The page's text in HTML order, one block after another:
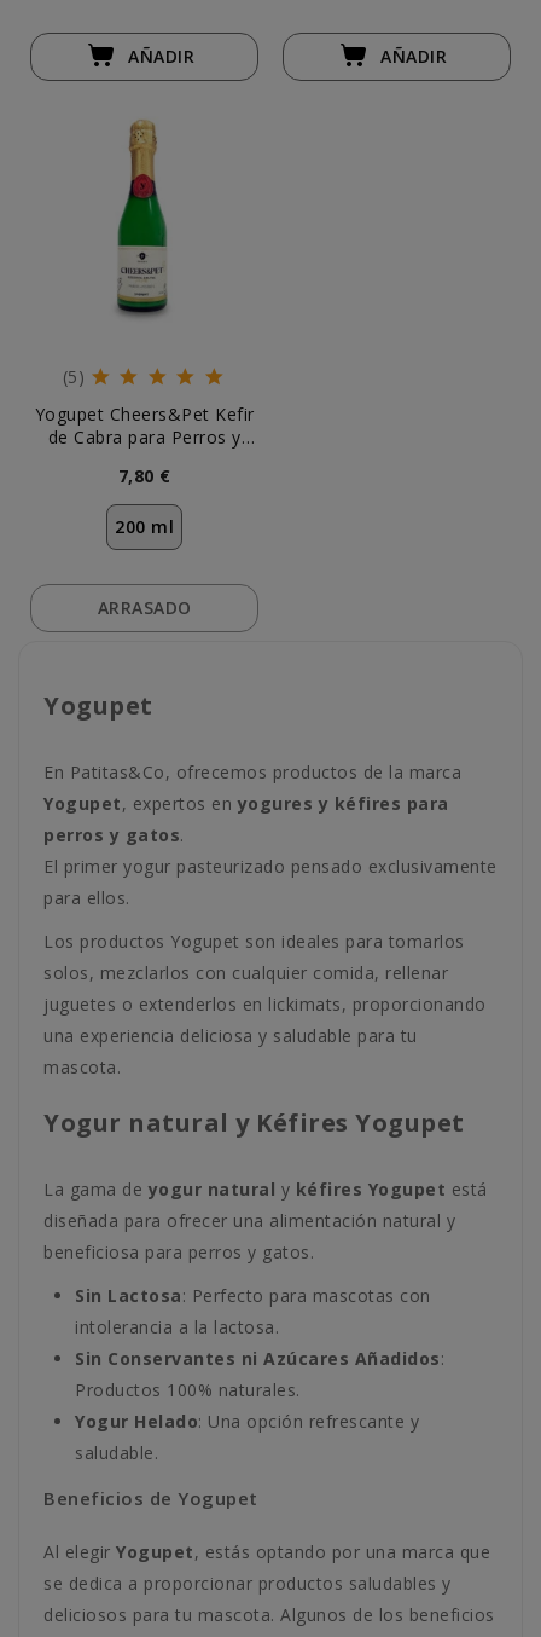
AÑADIR AÑADIR
(5)
Yogupet Cheers&Pet Kefir
de Cabra para Perros y
7,80 €
200 ml
ARRASADO
Yogupet
En Patitas&Co, ofrecemos productos de la marca
Yogupet, expertos en yogures y kéfires para
perros y gatos.
El primer yogur pasteurizado pensado exclusivamente
para ellos.
Los productos Yogupet son ideales para tomarlos
solos, mezclarlos con cualquier comida, rellenar
juguetes o extenderlos en lickimats, proporcionando
una experiencia deliciosa y saludable para tu
mascota.
Yogur natural y Kéfires Yogupet
La gama de yogur natural y kéfires Yogupet está
diseñada para ofrecer una alimentación natural y
beneficiosa para perros y gatos.
Sin Lactosa: Perfecto para mascotas con
intolerancia a la lactosa.
Sin Conservantes ni Azúcares Añadidos:
Productos 100% naturales.
Yogur Helado: Una opción refrescante y
saludable.
Beneficios de Yogupet
Al elegir Yogupet, estás optando por una marca que
se dedica a proporcionar productos saludables y
deliciosos para tu mascota. Algunos de los beneficios